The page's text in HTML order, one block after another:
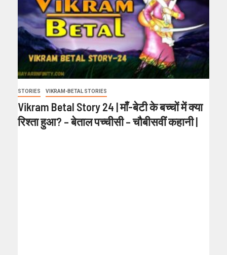
STORIES VIKRAM-BETAL STORIES
Vikram Betal Story 24 | माँ-बेटी के बच्चों में क्या
रिश्ता हुआ? – बेताल पच्चीसी – चौबीसवीं कहानी |